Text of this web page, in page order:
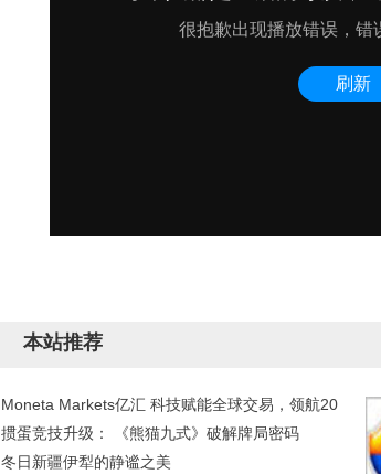
本站推荐
Moneta Markets亿汇 科技赋能全球交易，领航20
掼蛋竞技升级： 《熊猫九式》破解牌局密码
冬日新疆伊犁的静谧之美